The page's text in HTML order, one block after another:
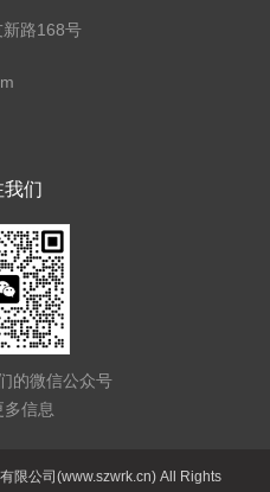
路168号
我们
的微信公众号
多信息
限公司(www.szwrk.cn) All Rights